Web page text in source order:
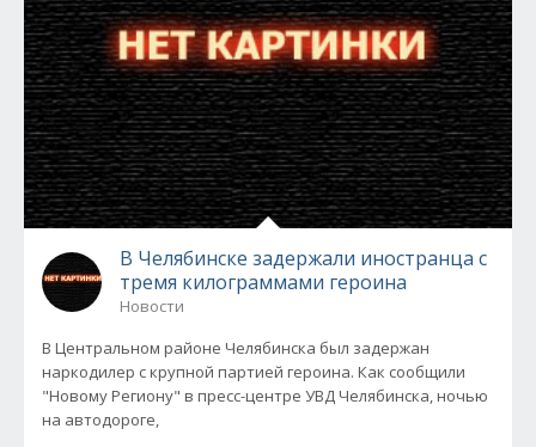
В Челябинске задержали иностранца с
тремя килограммами героина
Новости
В Центральном районе Челябинска был задержан
наркодилер с крупной партией героина. Как сообщили
"Новому Региону" в пресс-центре УВД Челябинска, ночью
на автодороге,